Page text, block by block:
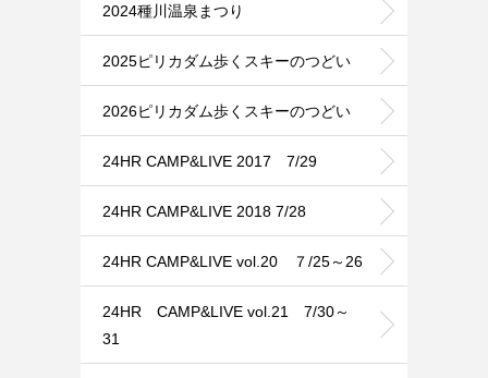
2024種川温泉まつり
2025ピリカダム歩くスキーのつどい
2026ピリカダム歩くスキーのつどい
24HR CAMP&LIVE 2017 7/29
24HR CAMP&LIVE 2018 7/28
24HR CAMP&LIVE vol.20 ７/25～26
24HR CAMP&LIVE vol.21 7/30～
31